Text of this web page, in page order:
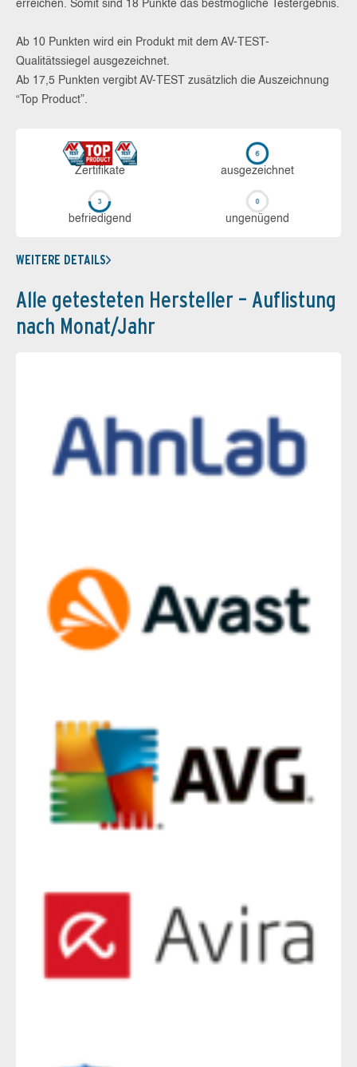
erreichen. Somit sind 18 Punkte das bestmögliche Testergebnis.
Ab 10 Punkten wird ein Produkt mit dem AV-TEST-
Qualitätssiegel ausgezeichnet.
Ab 17,5 Punkten vergibt AV-TEST zusätzlich die Auszeichnung
“Top Product”.
Zerti­fikate aus­ge­zeich­net
be­frie­di­gend un­ge­nü­gend
WEITERE DETAILS
Alle getesteten Hersteller – Auflistung
nach Monat/Jahr